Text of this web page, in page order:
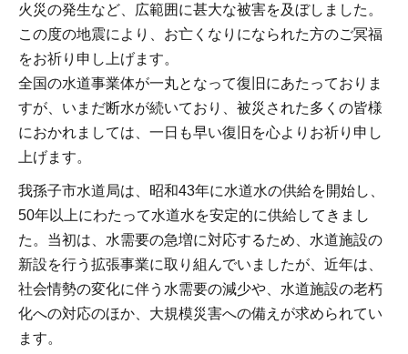
火災の発生など、広範囲に甚大な被害を及ぼしました。
この度の地震により、お亡くなりになられた方のご冥福
をお祈り申し上げます。
全国の水道事業体が一丸となって復旧にあたっておりま
すが、いまだ断水が続いており、被災された多くの皆様
におかれましては、一日も早い復旧を心よりお祈り申し
上げます。
我孫子市水道局は、昭和43年に水道水の供給を開始し、
50年以上にわたって水道水を安定的に供給してきまし
た。当初は、水需要の急増に対応するため、水道施設の
新設を行う拡張事業に取り組んでいましたが、近年は、
社会情勢の変化に伴う水需要の減少や、水道施設の老朽
化への対応のほか、大規模災害への備えが求められてい
ます。